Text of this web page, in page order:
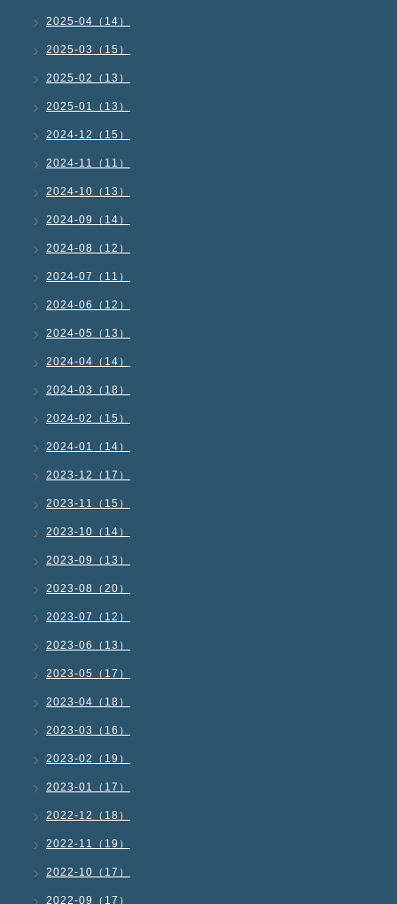
2025-04（14）
2025-03（15）
2025-02（13）
2025-01（13）
2024-12（15）
2024-11（11）
2024-10（13）
2024-09（14）
2024-08（12）
2024-07（11）
2024-06（12）
2024-05（13）
2024-04（14）
2024-03（18）
2024-02（15）
2024-01（14）
2023-12（17）
2023-11（15）
2023-10（14）
2023-09（13）
2023-08（20）
2023-07（12）
2023-06（13）
2023-05（17）
2023-04（18）
2023-03（16）
2023-02（19）
2023-01（17）
2022-12（18）
2022-11（19）
2022-10（17）
2022-09（17）